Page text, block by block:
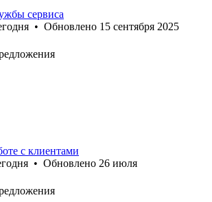
сервиса
• Обновлено 15 сентября 2025
с клиентами
• Обновлено 26 июля